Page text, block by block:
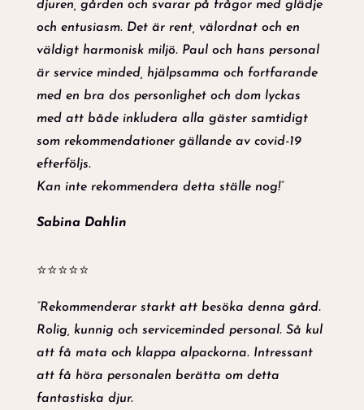
djuren, gården och svarar på frågor med glädje
och entusiasm. Det är rent, välordnat och en
väldigt harmonisk miljö. Paul och hans personal
är service minded, hjälpsamma och fortfarande
med en bra dos personlighet och dom lyckas
med att både inkludera alla gäster samtidigt
som rekommendationer gällande av covid-19
efterföljs.
Kan inte rekommendera detta ställe nog!”
Sabina Dahlin
⭐⭐⭐⭐⭐
”Rekommenderar starkt att besöka denna gård.
Rolig, kunnig och serviceminded personal. Så kul
att få mata och klappa alpackorna. Intressant
att få höra personalen berätta om detta
fantastiska djur.